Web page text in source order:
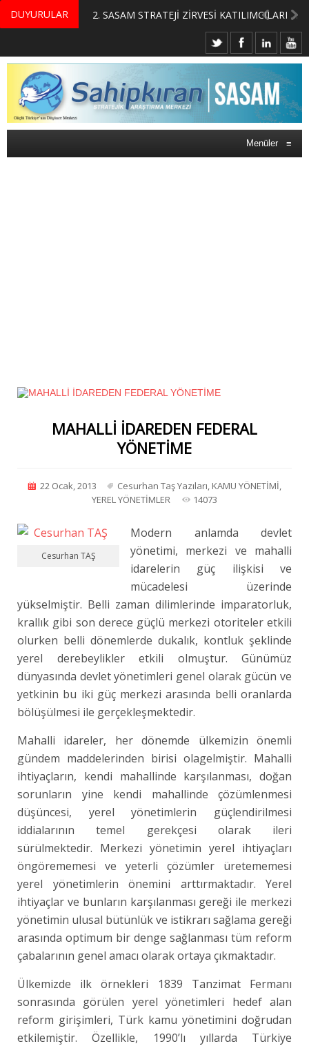
DUYURULAR
MERKEZİMİZ BÜNYESİNDE YETİŞTİRİLMEK ÜZERE GÖNÜLLÜ ÜLKE MASASI UZMANI VE UZMAN ADAYLARI ARIYORUZ 2. SASAM STRATEJİ ZİRVESİ KATILIMCILARI BELLİ OLDU
Menüler ≡
MAHALLİ İDAREDEN FEDERAL
YÖNETİME
22 Ocak, 2013 Cesurhan Taş Yazıları KAMU YÖNETİMİ
YEREL YÖNETİMLER
14073
Cesurhan TAŞ
Modern anlamda devlet
yönetimi, merkezi ve mahalli
idarelerin güç ilişkisi ve
mücadelesi üzerinde
yükselmiştir. Belli zaman dilimlerinde imparatorluk,
krallık gibi son derece güçlü merkezi otoriteler etkili
olurken belli dönemlerde dukalık, kontluk şeklinde
yerel derebeylikler etkili olmuştur. Günümüz
dünyasında devlet yönetimleri genel olarak gücün ve
yetkinin bu iki güç merkezi arasında belli oranlarda
bölüşülmesi ile gerçekleşmektedir.
Mahalli idareler, her dönemde ülkemizin önemli
gündem maddelerinden birisi olagelmiştir. Mahalli
ihtiyaçların, kendi mahallinde karşılanması, doğan
sorunların yine kendi mahallinde çözümlenmesi
düşüncesi, yerel yönetimlerin güçlendirilmesi
iddialarının temel gerekçesi olarak ileri
sürülmektedir. Merkezi yönetimin yerel ihtiyaçları
öngörememesi ve yeterli çözümler üretememesi
yerel yönetimlerin önemini arttırmaktadır. Yerel
ihtiyaçlar ve bunların karşılanması gereği ile merkezi
yönetimin ulusal bütünlük ve istikrarı sağlama gereği
arasında optimum bir denge sağlanması tüm reform
çabalarının genel amacı olarak ortaya çıkmaktadır.
Ülkemizde ilk örnekleri 1839 Tanzimat Fermanı
sonrasında görülen yerel yönetimleri hedef alan
reform girişimleri, Türk kamu yönetimini doğrudan
etkilemiştir. Özellikle, 1990’lı yıllarda Türkiye